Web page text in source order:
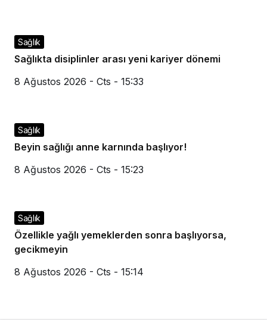
Sağlık
Sağlıkta disiplinler arası yeni kariyer dönemi
8 Ağustos 2026 - Cts - 15:33
Sağlık
Beyin sağlığı anne karnında başlıyor!
8 Ağustos 2026 - Cts - 15:23
Sağlık
Özellikle yağlı yemeklerden sonra başlıyorsa,
gecikmeyin
8 Ağustos 2026 - Cts - 15:14